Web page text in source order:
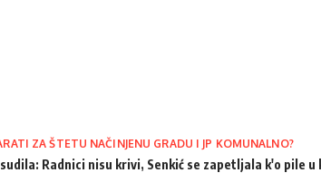
ZA ŠTETU NAČINJENU GRADU I JP KOMUNALNO?
Radnici nisu krivi, Senkić se zapetljala k'o pile u